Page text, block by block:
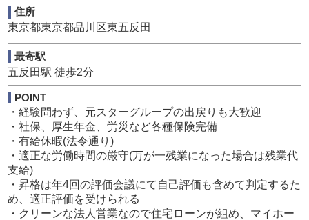
やる気さえあれば大歓迎
未経験から3ヶ月で店長昇格の実績多数
店長になるためのノウハウをすべて教えます
・スターグループの魅力
全国で店舗拡大中＝ポストがどんどん空きます
頑張る人がしっかり稼げる仕組みです
欲しかった物(ブランド品・高級時計・車など)も夢じゃな
く現実になります
・その頑張り、報われていますか？
人生の時間は有限です
「今の職場では将来が見えない」「収入が伸びない」
そんな方は、スターグループで人生を変えるチャンスを掴
んでください
住所
東京都東京都品川区東五反田
最寄駅
五反田駅 徒歩2分
POINT
・経験問わず、元スターグループの出戻りも大歓迎
・社保、厚生年金、労災など各種保険完備
・有給休暇(法令通り)
・適正な労働時間の厳守(万が一残業になった場合は残業代
支給)
・昇格は年4回の評価会議にて自己評価も含めて判定するた
め、適正評価を受けられる
・クリーンな法人営業なので住宅ローンが組め、マイホー